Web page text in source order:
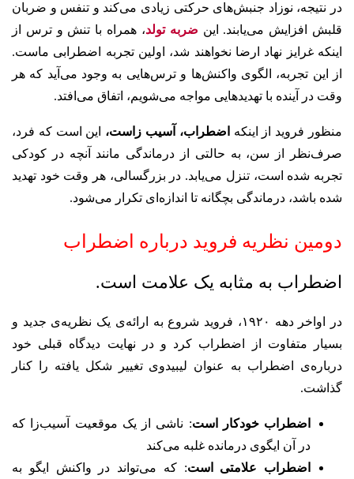
در نتیجه، نوزاد جنبش‌های حرکتی زیادی می‌کند و تنفس و ضربان
قلبش افزایش می‌یابند. این ضربه تولد، همراه با تنش و ترس از
اینکه غرایز نهاد ارضا نخواهند شد، اولین تجربه اضطرابی ماست.
از این تجربه، الگوی واکنش‌ها و ترس‌هایی به وجود می‌آید که هر
وقت در آینده با تهدیدهایی مواجه می‌شویم، اتفاق می‌افتد.
منظور فروید از اینکه اضطراب، آسیب‌ زاست، این است که فرد،
صرف‌نظر از سن، به حالتی از درماندگی مانند آنچه در کودکی
تجربه‌ شده است، تنزل می‌یابد. در بزرگسالی، هر وقت خود تهدید
شده باشد، درماندگی بچگانه تا اندازه‌ای تکرار می‌شود.
دومین نظریه فروید درباره اضطراب
اضطراب به مثابه یک علامت است.
در اواخر دهه ۱۹۲۰، فروید شروع به ارائه‌ی یک نظریه‌ی جدید و
بسیار متفاوت از اضطراب کرد و در نهایت دیدگاه قبلی خود
درباره‌ی اضطراب به عنوان لیبیدوی تغییر شکل یافته را کنار
گذاشت.
اضطراب خودکار است: ناشی از یک موقعیت آسیب‌زا که
در آن ایگوی درمانده غلبه می‌کند
اضطراب علامتی است: که می‌تواند در واکنش ایگو به